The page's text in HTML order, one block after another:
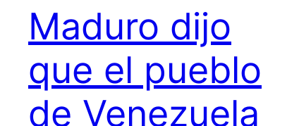
Maduro dijo
que el pueblo
de Venezuela